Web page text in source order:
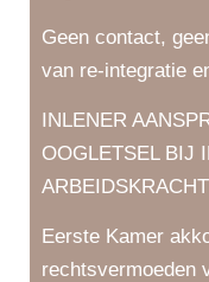
Geen contact,
van re-integratie
INLENER
OOGLETSEL BIJ
ARBEIDSKRACHT
Eerste Kamer
rechtsvermoeden